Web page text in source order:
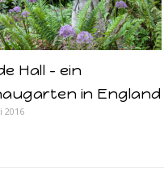
Hall – ein
in England
2016